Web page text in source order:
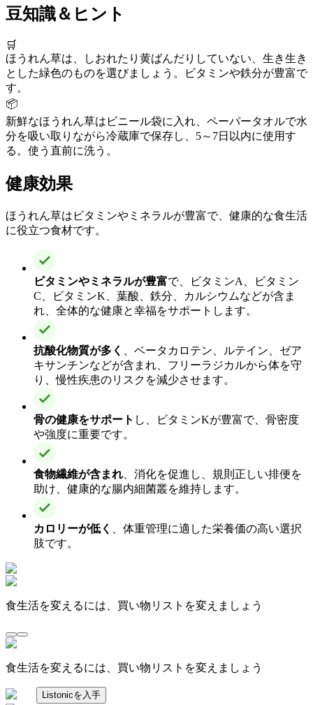
豆知識＆ヒント
🛒
ほうれん草は、しおれたり黄ばんだりしていない、生き生き
とした緑色のものを選びましょう。ビタミンや鉄分が豊富で
す。
📦
新鮮なほうれん草はビニール袋に入れ、ペーパータオルで水
分を吸い取りながら冷蔵庫で保存し、5～7日以内に使用す
る。使う直前に洗う。
健康効果
ほうれん草はビタミンやミネラルが豊富で、健康的な食生活
に役立つ食材です。
ビタミンやミネラルが豊富で、ビタミンA、ビタミン
C、ビタミンK、葉酸、鉄分、カルシウムなどが含ま
れ、全体的な健康と幸福をサポートします。
抗酸化物質が多く
、ベータカロテン、ルテイン、ゼア
キサンチンなどが含まれ、フリーラジカルから体を守
り、慢性疾患のリスクを減少させます。
骨の健康をサポート し、ビタミンKが豊富で、骨密度
や強度に重要です。
食物繊維が含まれ 、消化を促進し、規則正しい排便を
助け、健康的な腸内細菌叢を維持します。
カロリーが低く
、体重管理に適した栄養価の高い選択
肢です。
食生活を変えるには、買い物リストを変えましょう
食生活を変えるには、買い物リストを変えましょう
Listonicを入手